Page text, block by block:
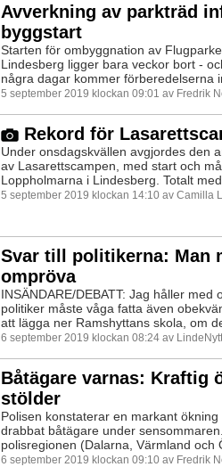
Avverkning av parkträd
byggstart
Starten för ombyggnation av
Lindesberg ligger bara veckor bort -
några dagar kommer förberedelserna
5 september 2019 klockan 09:01 av Fredrik
Rekord för
Under onsdagskvällen avgjordes den
av Lasarettscampen, med start och
Loppholmarna i Lindesberg. Totalt
5 september 2019 klockan 14:10 av Camilla
Svar till politikerna: Man
ompröva
INSÄNDARE/DEBATT: Jag håller med
politiker måste våga fatta även
att lägga ner Ramshyttans skola, om
6 september 2019 klockan 08:24 av
Båtägare varnas: Kraftig
stölder
Polisen konstaterar en markant
drabbat båtägare under
polisregionen (Dalarna, Värmland och
6 september 2019 klockan 09:10 av Fredrik